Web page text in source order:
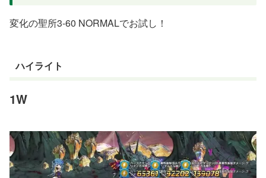
変化の聖所3-60 NORMALでお試し！
ハイライト
1W